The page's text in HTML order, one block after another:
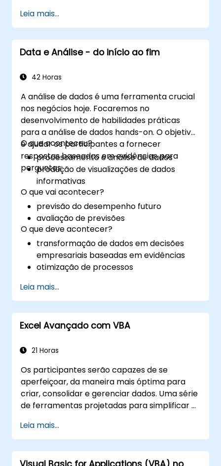
Lidar com eventos (abertura de células,
atualização de células etc.) por meio do
manipulador.
Criar um formulário.
Leia mais...
Data e Análise - do início ao fim
42 Horas
A análise de dados é uma ferramenta crucial
nos negócios hoje. Focaremos no
desenvolvimento de habilidades práticas
para a análise de dados hands-on. O objetivo
é ajudar os participantes a fornecer
respostas baseadas em evidências para
perguntas:
O que aconteceu?
processamento e análise de dados
produção de visualizações de dados
informativas
O que vai acontecer?
previsão do desempenho futuro
avaliação de previsões
O que deve acontecer?
transformação de dados em decisões
empresariais baseadas em evidências
otimização de processos
Leia mais...
Excel Avançado com VBA
21 Horas
Os participantes serão capazes de se
aperfeiçoar, da maneira mais óptima para
criar, consolidar e gerenciar dados. Uma série
de ferramentas projetadas para simplificar o
significativamente o tempo para as
atividades realizadas até agora e pode ajudá-
lo a projetar uma aplicação que possa
Leia mais...